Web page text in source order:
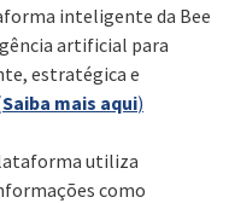
inteligente da Bee
artificial para
estratégica e
Saiba mais aqui)
utiliza
como